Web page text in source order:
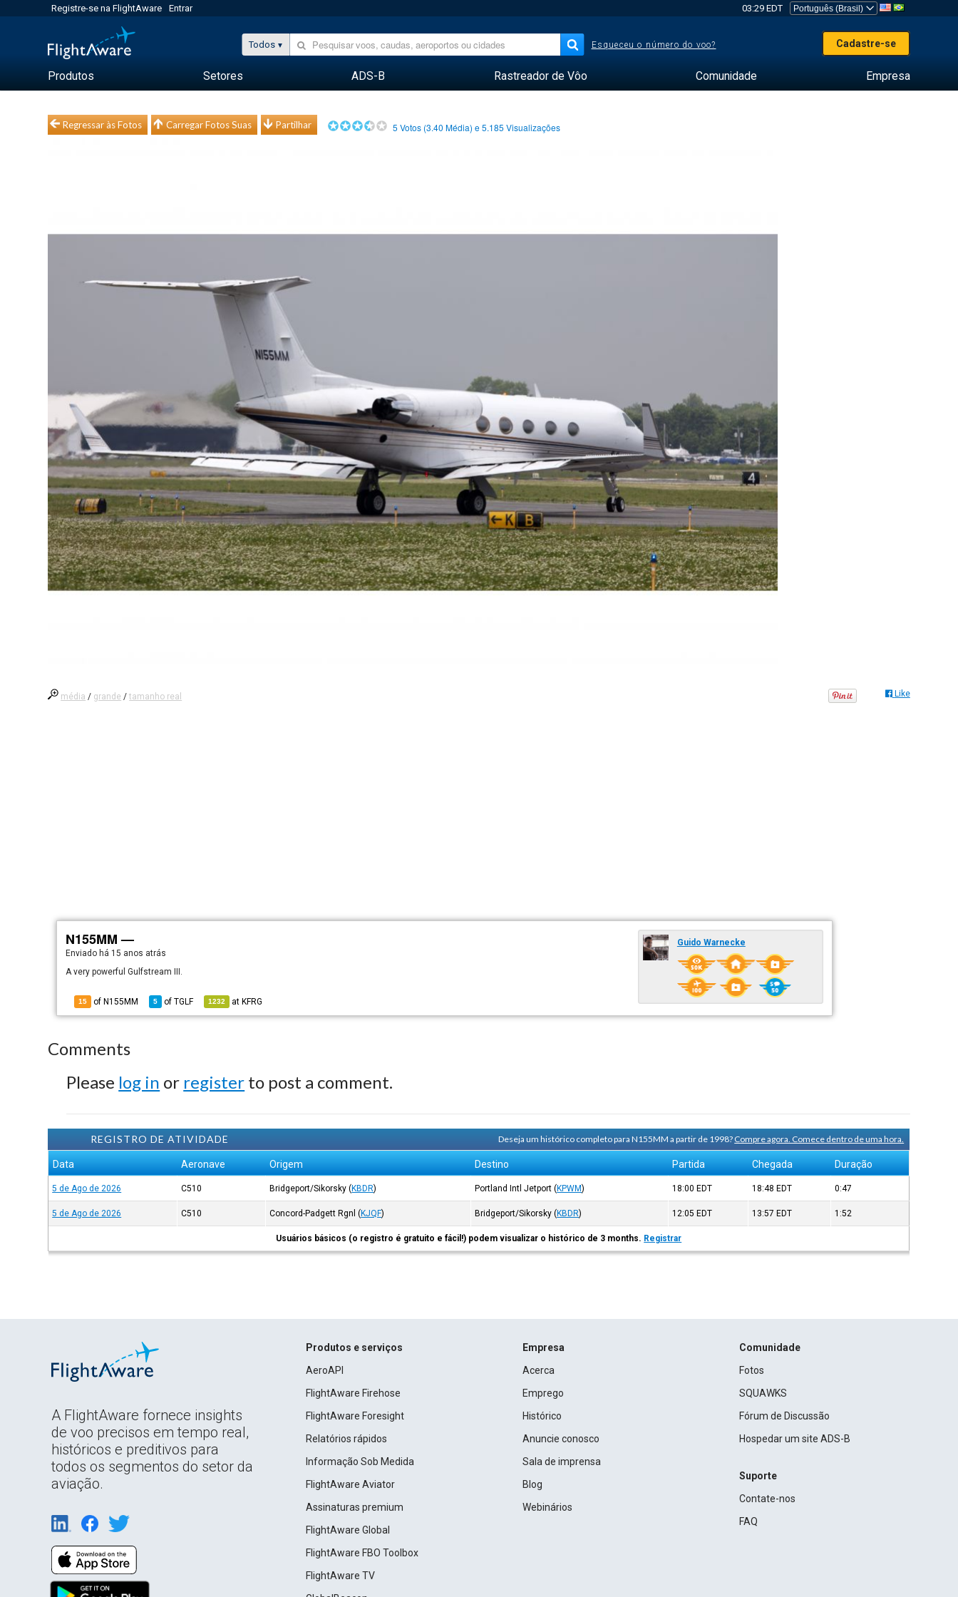
Registre-se na FlightAware Entrar 03:29 EDT
Todos Esqueceu o número do voo? Cadastre-se
Produtos Setores ADS-B Rastreador de Vôo Comunidade Empresa
Regressar às Fotos Carregar Fotos Suas Partilhar 5 Votos (3.40 Média) e5.185 Visualizações
média / grande /tamanho real Like
N155MM —
Enviado há 15 anos atrás
A very powerful Gulfstream III.
15 of N155MM 5 ofTGLF 1232 at KFRG
Guido Warnecke
Comments
Please log in or register to post a comment.
REGISTRO DE ATIVIDADE Deseja um histórico completo para N155MM a partir de 1998?Compre agora. Comece dentro de uma hora.
Data Aeronave Origem Destino Partida Chegada Duração
5 de Ago de 2026 C510 Bridgeport/Sikorsky (KBDR) Portland Intl Jetport (KPWM) 18:00 EDT 18:48 EDT 0:47
5 de Ago de 2026 C510 Concord-Padgett Rgnl (KJQF) Bridgeport/Sikorsky (KBDR) 12:05 EDT 13:57 EDT 1:52
Usuários básicos (o registro é gratuito e fácil!) podem visualizar o histórico de 3 months. Registrar
A FlightAware fornece insights
de voo precisos em tempo real,
históricos e preditivos para
todos os segmentos do setor da
aviação.
Produtos e serviços
AeroAPI
FlightAware Firehose
FlightAware Foresight
Relatórios rápidos
Informação Sob Medida
FlightAware Aviator
Assinaturas premium
FlightAware Global
FlightAware FBO Toolbox
FlightAware TV
Empresa
Acerca
Emprego
Histórico
Anuncie conosco
Sala de imprensa
Blog
Webinários
Comunidade
Fotos
SQUAWKS
Fórum de Discussão
Hospedar um site ADS-B
Suporte
Contate-nos
FAQ